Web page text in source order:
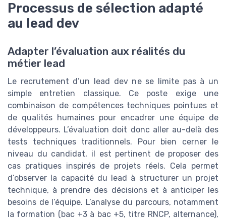
Processus de sélection adapté
au lead dev
Adapter l’évaluation aux réalités du
métier lead
Le recrutement d’un lead dev ne se limite pas à un
simple entretien classique. Ce poste exige une
combinaison de compétences techniques pointues et
de qualités humaines pour encadrer une équipe de
développeurs. L’évaluation doit donc aller au-delà des
tests techniques traditionnels. Pour bien cerner le
niveau du candidat, il est pertinent de proposer des
cas pratiques inspirés de projets réels. Cela permet
d’observer la capacité du lead à structurer un projet
technique, à prendre des décisions et à anticiper les
besoins de l’équipe. L’analyse du parcours, notamment
la formation (bac +3 à bac +5, titre RNCP, alternance),